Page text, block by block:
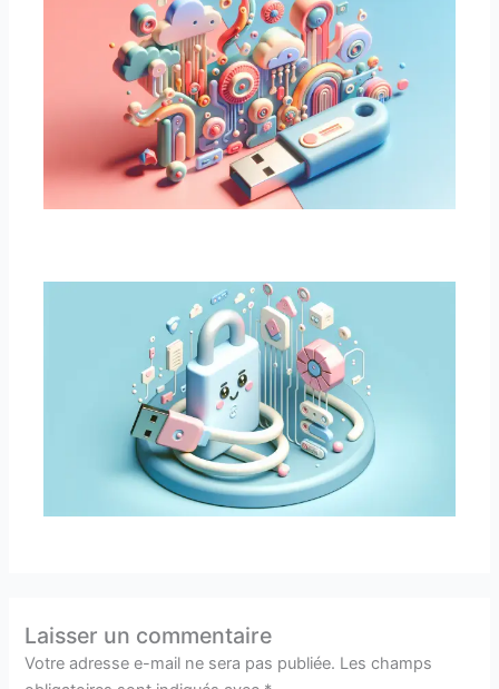
Laisser un commentaire
Votre adresse e-mail ne sera pas publiée. Les champs